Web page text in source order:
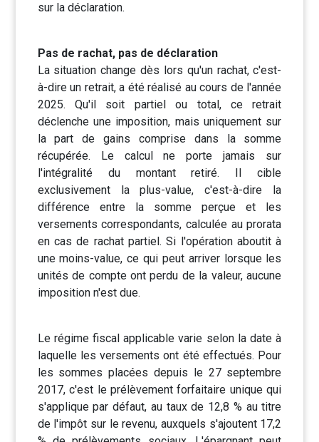
sur la déclaration.
Pas de rachat, pas de déclaration
La situation change dès lors qu'un rachat, c'est-
à-dire un retrait, a été réalisé au cours de l'année
2025. Qu'il soit partiel ou total, ce retrait
déclenche une imposition, mais uniquement sur
la part de gains comprise dans la somme
récupérée. Le calcul ne porte jamais sur
l'intégralité du montant retiré. Il cible
exclusivement la plus-value, c'est-à-dire la
différence entre la somme perçue et les
versements correspondants, calculée au prorata
en cas de rachat partiel. Si l'opération aboutit à
une moins-value, ce qui peut arriver lorsque les
unités de compte ont perdu de la valeur, aucune
imposition n'est due.
Le régime fiscal applicable varie selon la date à
laquelle les versements ont été effectués. Pour
les sommes placées depuis le 27 septembre
2017, c'est le prélèvement forfaitaire unique qui
s'applique par défaut, au taux de 12,8 % au titre
de l'impôt sur le revenu, auxquels s'ajoutent 17,2